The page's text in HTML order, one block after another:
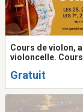
Cours de violon,
violoncelle.
Gratuit